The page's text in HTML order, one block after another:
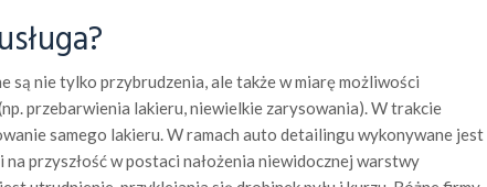
są nie tylko przybrudzenia, ale także w miarę możliwości
przebarwienia lakieru, niewielkie zarysowania). W trakcie
samego lakieru. W ramach auto detailingu wykonywane jest
przyszłość w postaci nałożenia niewidocznej warstwy